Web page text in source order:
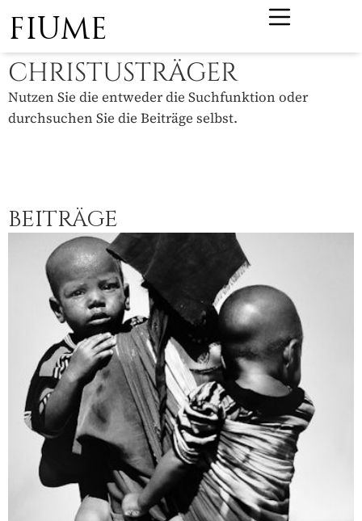
FIUME
CHRISTUSTRÄGER
Nutzen Sie die entweder die Suchfunktion oder
durchsuchen Sie die Beiträge selbst.
BEITRÄGE